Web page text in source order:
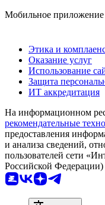
Мобильное приложение
Этика и
Оказание услуг
Использование
Защита
ИТ аккредитация
На информационном
рекомендательные
предоставления
и анализа сведений,
пользователей сети
Российской Федерации)